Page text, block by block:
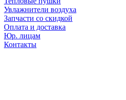
Увлажнители воздуха
Запчасти со скидкой
Оплата и доставка
Юр. лицам
Контакты